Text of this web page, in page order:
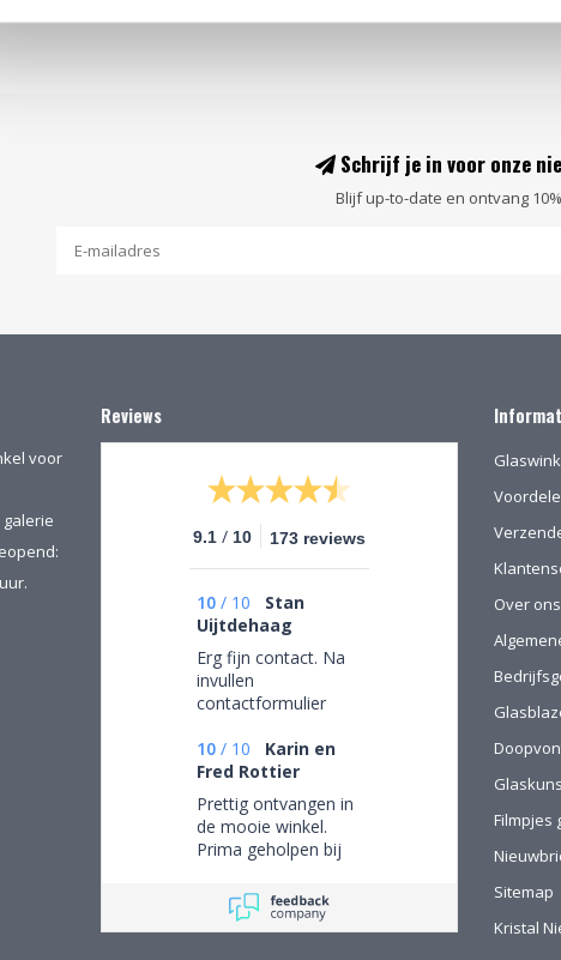
Schrijf je in voor onze
Blijf up-to-date en ontvang
voor
Reviews
9.1 / 10 173 reviews
10 / 10
Stan
Uijtdehaag
Erg fijn contact. Na
invullen
contactformulier
persoonlijke wensen
besproken. Afspraak
gemaakt om in de
winkel de objecten te
bekijken en de
mogelijkheden
vorm te geven.
10 / 10
Karin en
Fred Rottier
Prettig ontvangen in
de mooie winkel.
Prima geholpen bij
schitterend glaswerk
Over ons
Filmpjes
Sitemap
Kristal